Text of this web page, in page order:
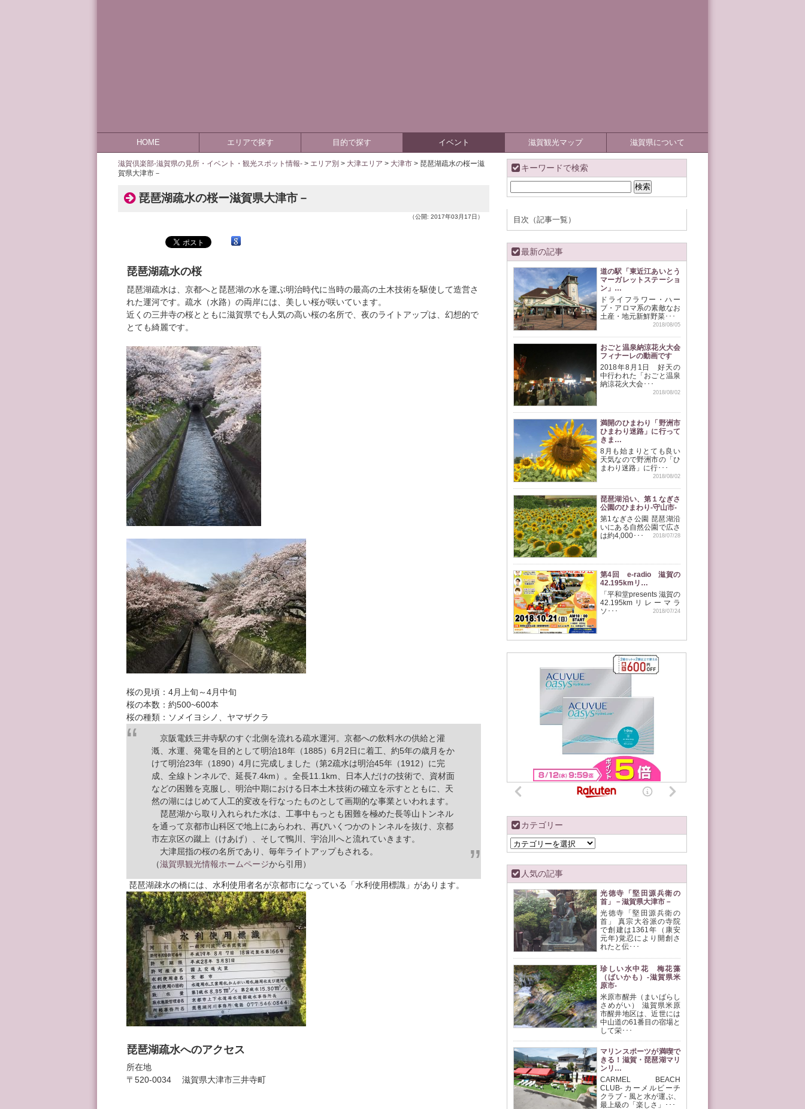
HOME エリアで探す 目的で探す イベント 滋賀観光マップ 滋賀県について
滋賀倶楽部-滋賀県の見所・イベント・観光スポット情報- > エリア別 > 大津エリア > 大津市 > 琵琶湖疏水の桜ー滋
賀県大津市－
琵琶湖疏水の桜ー滋賀県大津市－
（公開: 2017年03月17日）
琵琶湖疏水の桜
琵琶湖疏水は、京都へと琵琶湖の水を運ぶ明治時代に当時の最高の土木技術を駆使して造営さ
れた運河です。疏水（水路）の両岸には、美しい桜が咲いています。
近くの三井寺の桜とともに滋賀県でも人気の高い桜の名所で、夜のライトアップは、幻想的で
とても綺麗です。
桜の見頃：4月上旬～4月中旬
桜の本数：約500~600本
桜の種類：ソメイヨシノ、ヤマザクラ
京阪電鉄三井寺駅のすぐ北側を流れる疏水運河。京都への飲料水の供給と灌
漑、水運、発電を目的として明治18年（1885）6月2日に着工、約5年の歳月をか
けて明治23年（1890）4月に完成しました（第2疏水は明治45年（1912）に完
成、全線トンネルで、延長7.4km）。全長11.1km、日本人だけの技術で、資材面
などの困難を克服し、明治中期における日本土木技術の確立を示すとともに、天
然の湖にはじめて人工的変改を行なったものとして画期的な事業といわれます。
琵琶湖から取り入れられた水は、工事中もっとも困難を極めた長等山トンネル
を通って京都市山科区で地上にあらわれ、再びいくつかのトンネルを抜け、京都
市左京区の蹴上（けあげ）、そして鴨川、宇治川へと流れていきます。
大津屈指の桜の名所であり、毎年ライトアップもされる。
（滋賀県観光情報ホームページから引用）
琵琶湖疎水の橋には、水利使用者名が京都市になっている「水利使用標識」があります。
琵琶湖疏水へのアクセス
所在地
〒520-0034 滋賀県大津市三井寺町
キーワードで検索
目次（記事一覧）
最新の記事
道の駅「東近江あいとう
マーガレットステーショ
ン」…
ドライフラワー・ハー
ブ・アロマ系の素敵なお
土産・地元新鮮野菜･･･
2018/08/05
おごと温泉納涼花火大会
フィナーレの動画です
2018年8月1日 好天の
中行われた「おごと温泉
納涼花火大会･･･
2018/08/02
満開のひまわり「野洲市
ひまわり迷路」に行って
きま…
8月も始まりとても良い
天気なので野洲市の「ひ
まわり迷路」に行･･･
2018/08/02
琵琶湖沿い、第１なぎさ
公園のひまわり-守山市-
第1なぎさ公園 琵琶湖沿
いにある自然公園で広さ
は約4,000･･･
2018/07/28
第4回 e-radio 滋賀の
42.195kmリ…
「平和堂presents 滋賀の
42.195kmリレーマラ
ソ･･･
2018/07/24
カテゴリー
カ
テ
リ
ー
人気の記事
光徳寺「堅田源兵衛の
首」－滋賀県大津市－
光徳寺「堅田源兵衛の
首」 真宗大谷派の寺院
で創建は1361年（康安
元年)覚忍により開創さ
れたと伝･･･
珍しい水中花 梅花藻
（ばいかも）-滋賀県米
原市-
米原市醒井（まいばらし
さめがい） 滋賀県米原
市醒井地区は、近世には
中山道の61番目の宿場と
して栄･･･
マリンスポーツが満喫で
きる！滋賀・琵琶湖マリ
ンリ…
CARMEL BEACH
CLUB- カーメルビーチ
クラブ - 風と水が運ぶ、
最上級の「楽しさ」･･･